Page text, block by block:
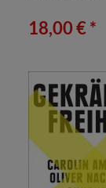
18,00 € *